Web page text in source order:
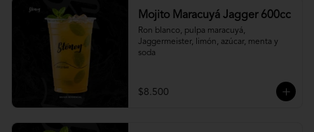
Mojito Maracuyá Jagger 600cc
Ron blanco, pulpa maracuyá,
Jaggermeister, limón, azúcar, menta y
soda
$8.500